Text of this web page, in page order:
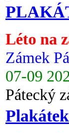
Léto na
Zámek
07-09
Pátecký
Plakátek